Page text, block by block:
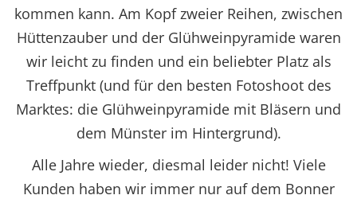
kommen kann. Am Kopf zweier Reihen, zwischen
Hüttenzauber und der Glühweinpyramide waren
wir leicht zu finden und ein beliebter Platz als
Treffpunkt (und für den besten Fotoshoot des
Marktes: die Glühweinpyramide mit Bläsern und
dem Münster im Hintergrund).
Alle Jahre wieder, diesmal leider nicht! Viele
Kunden haben wir immer nur auf dem Bonner